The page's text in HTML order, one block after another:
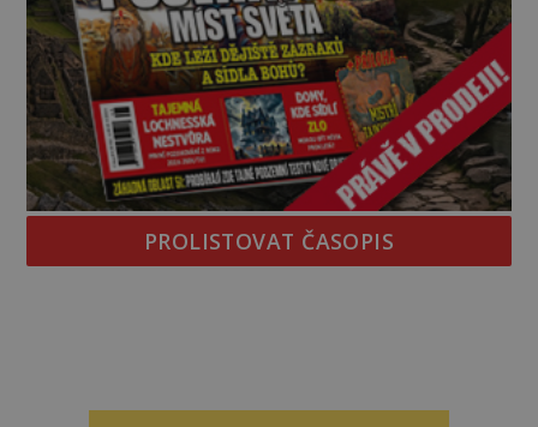
PROLISTOVAT ČASOPIS